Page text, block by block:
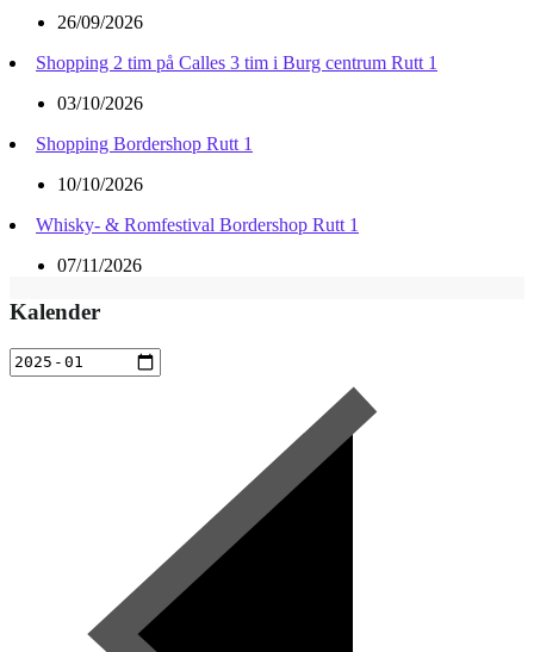
26/09/2026
Shopping 2 tim på Calles 3 tim i Burg centrum Rutt 1
03/10/2026
Shopping Bordershop Rutt 1
10/10/2026
Whisky- & Romfestival Bordershop Rutt 1
07/11/2026
Kalender